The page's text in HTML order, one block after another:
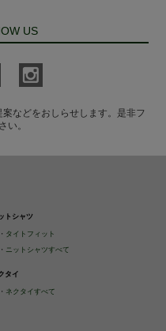
US
などをおしらせします。是非フ
い。
トシャツ
・ タイトフィット
・ ニットシャツすべて
タイ
・ ネクタイすべて